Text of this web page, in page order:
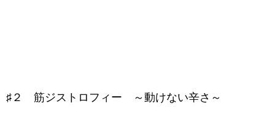
♯２ 筋ジストロフィー ～動けない辛さ～